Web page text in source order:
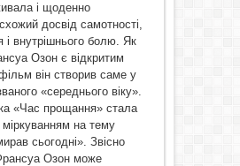
і щоденно
досвід самотності,
і внутрішнього болю. Як
Озон є відкритим
він створив саме у
«середнього віку».
«Час прощання» стала
на тему
сьогодні». Звісно
Озон може